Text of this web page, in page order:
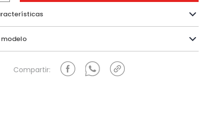
Información del modelo